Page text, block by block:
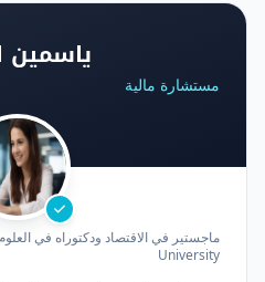
ياسمين
مستشارة مالية
University